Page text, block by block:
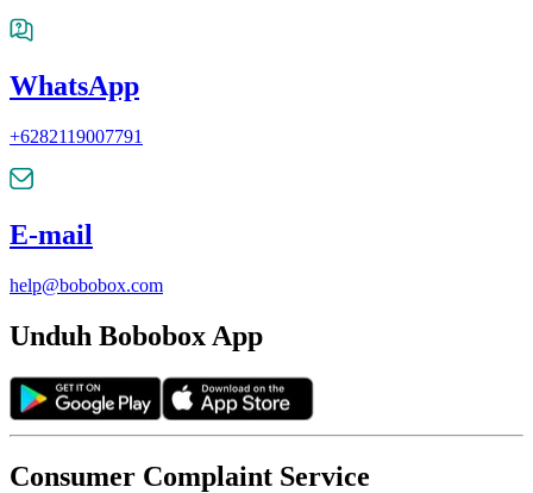
WhatsApp
+6282119007791
E-mail
help@bobobox.com
Unduh Bobobox App
Consumer Complaint Service